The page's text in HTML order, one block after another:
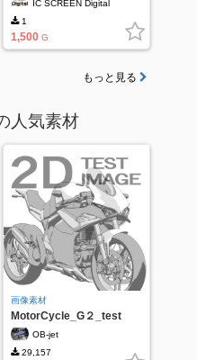
IC SCREEN Digital
1
1,500 G
もっと見る
人気素材
画像素材
MotorCycle_G２_test
OB-jet
29,157